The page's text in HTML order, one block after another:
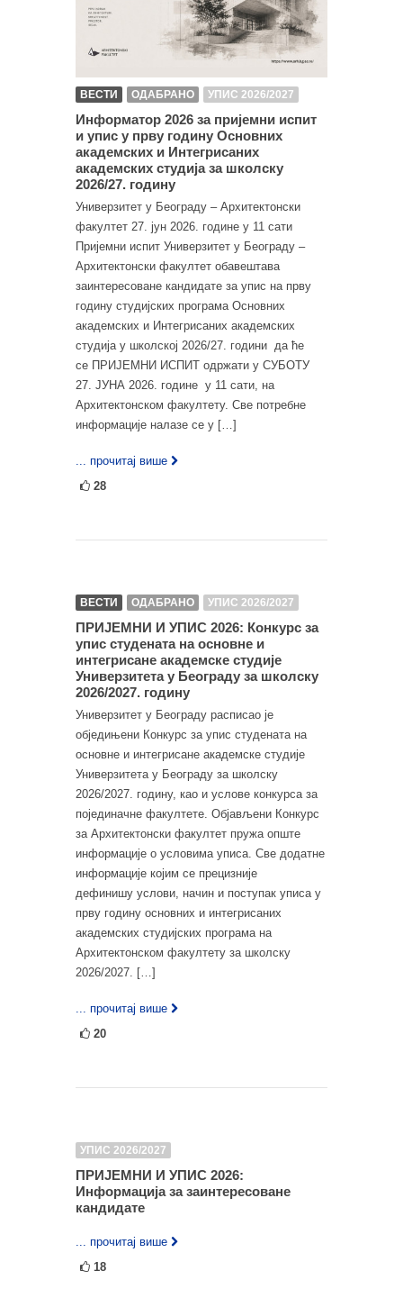
ВЕСТИ ОДАБРАНО УПИС 2026/2027
Информатор 2026 за пријемни испит
и упис у прву годину Основних
академских и Интегрисаних
академских студија за школску
2026/27. годину
Универзитет у Београду – Архитектонски
факултет 27. јун 2026. године у 11 сати
Пријемни испит Универзитет у Београду –
Архитектонски факултет обавештава
заинтересоване кандидате за упис на прву
годину студијских програма Основних
академских и Интегрисаних академских
студија у школској 2026/27. години да ће
се ПРИЈЕМНИ ИСПИТ одржати у СУБОТУ
27. ЈУНА 2026. године у 11 сати, на
Архитектонском факултету. Све потребне
информације налазе се у […]
... прочитај више
28
ВЕСТИ ОДАБРАНО УПИС 2026/2027
ПРИЈЕМНИ И УПИС 2026: Конкурс за
упис студената на основне и
интегрисане академске студије
Универзитета у Београду за школску
2026/2027. годину
Универзитет у Београду расписао је
обједињени Конкурс за упис студената на
основне и интегрисане академске студије
Универзитета у Београду за школску
2026/2027. годину, као и услове конкурса за
појединачне факултете. Објављени Конкурс
за Архитектонски факултет пружа опште
информације о условима уписа. Све додатне
информације којим се прецизније
дефинишу услови, начин и поступак уписа у
прву годину основних и интегрисаних
академских студијских програма на
Архитектонском факултету за школску
2026/2027. […]
... прочитај више
20
УПИС 2026/2027
ПРИЈЕМНИ И УПИС 2026:
Информација за заинтересоване
кандидате
... прочитај више
18